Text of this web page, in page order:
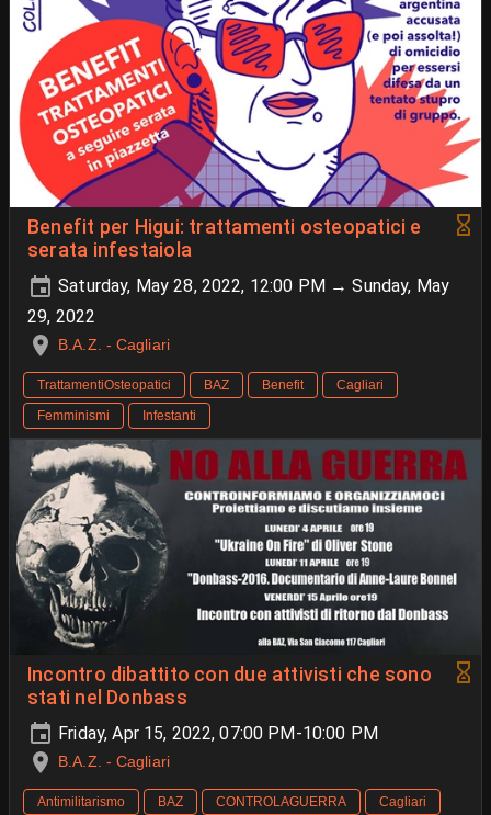
Benefit per Higui: trattamenti osteopatici e
serata infestaiola
Saturday, May 28, 2022, 12:00 PM → Sunday, May
29, 2022
B.A.Z. - Cagliari
TrattamentiOsteopatici BAZ Benefit
Cagliari
Femminismi
Infestanti
Incontro dibattito con due attivisti che sono
stati nel Donbass
Friday, Apr 15, 2022, 07:00 PM-10:00 PM
B.A.Z. - Cagliari
Antimilitarismo BAZ CONTROLAGUERRA
Cagliari